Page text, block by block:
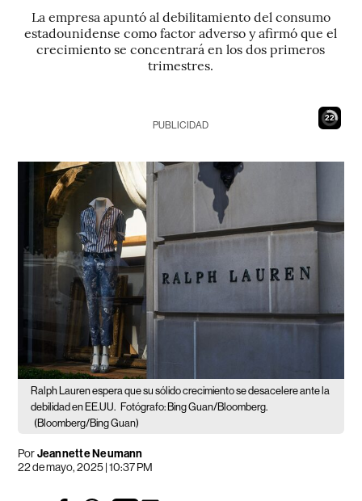
La empresa apuntó al debilitamiento del consumo
estadounidense como factor adverso y afirmó que el
crecimiento se concentrará en los dos primeros
trimestres.
21
PUBLICIDAD
Ralph Lauren espera que su sólido crecimiento se desacelere ante la
debilidad en EE.UU. Fotógrafo: Bing Guan/Bloomberg.
(Bloomberg/Bing Guan)
PorJeannette Neumann
22 de mayo, 2025 | 10:37 PM